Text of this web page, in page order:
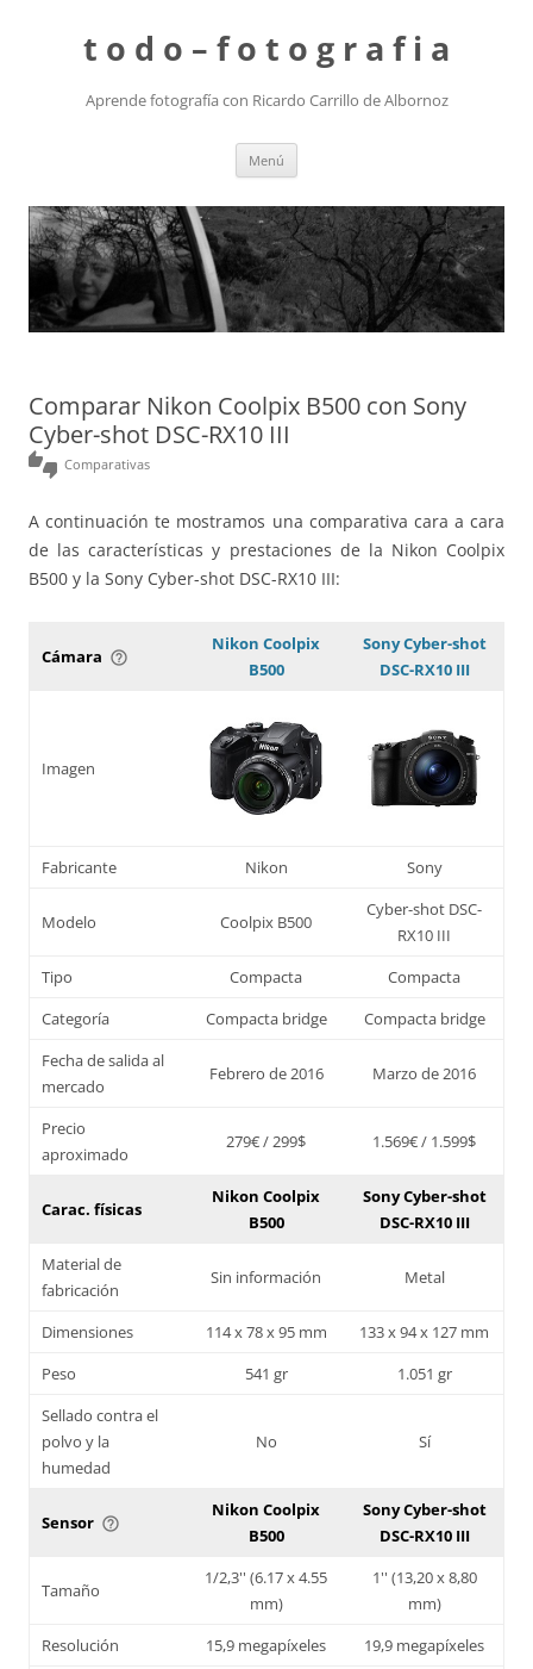
t o d o – f o t o g r a f i a
Aprende fotografía con Ricardo Carrillo de Albornoz
Menú
Comparar Nikon Coolpix B500 con Sony
Cyber-shot DSC-RX10 III
thumbs_up_down Comparativas
A continuación te mostramos una comparativa cara a cara
de las características y prestaciones de la Nikon Coolpix
B500 y la Sony Cyber-shot DSC-RX10 III:
Cámara help_outline
Nikon Coolpix
B500
Sony Cyber-shot
DSC-RX10 III
Imagen
Fabricante Nikon Sony
Modelo Coolpix B500
Cyber-shot DSC-
RX10 III
Tipo
Compacta
Compacta
Categoría
Compacta bridge
Compacta bridge
Fecha de salida al
mercado
Febrero de 2016 Marzo de 2016
Precio
aproximado
279€ / 299$ 1.569€ / 1.599$
Carac. físicas
Nikon Coolpix
B500
Sony Cyber-shot
DSC-RX10 III
Material de
fabricación
Sin información Metal
Dimensiones 114 x 78 x 95 mm
133 x 94 x 127 mm
Peso
541 gr
1.051 gr
Sellado contra el
polvo y la
humedad
No Sí
Sensor help_outline
Nikon Coolpix
B500
Sony Cyber-shot
DSC-RX10 III
Tamaño
1/2,3'' (6.17 x 4.55
mm)
1'' (13,20 x 8,80
mm)
Resolución
15,9 megapíxeles
19,9 megapíxeles